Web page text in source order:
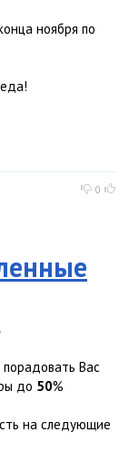
ноября по
0
Вас
до 50%
на следующие